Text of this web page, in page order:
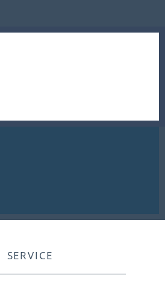
SERVICE